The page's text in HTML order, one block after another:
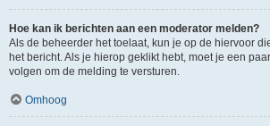
Hoe kan ik berichten aan een moderator melden?
Als de beheerder het toelaat, kun je op de hiervoor
het bericht. Als je hierop geklikt hebt, moet je een
volgen om de melding te versturen.
Omhoog